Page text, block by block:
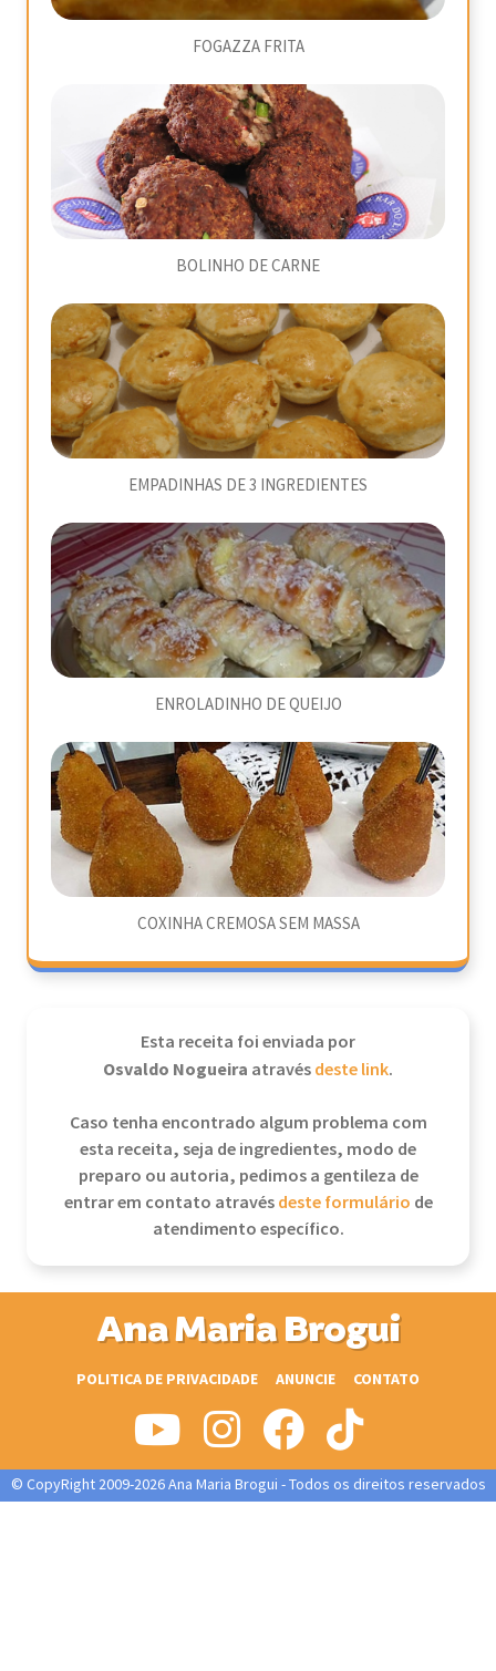
FOGAZZA FRITA
BOLINHO DE CARNE
EMPADINHAS DE 3 INGREDIENTES
ENROLADINHO DE QUEIJO
COXINHA CREMOSA SEM MASSA
Esta receita foi enviada por
Osvaldo Nogueira atravésdeste link.
Caso tenha encontrado algum problema com
esta receita, seja de ingredientes, modo de
preparo ou autoria, pedimos a gentileza de
entrar em contato atravésdeste formulário de
atendimento específico.
Ana Maria Brogui
POLITICA DE PRIVACIDADE ANUNCIE CONTATO
© CopyRight 2009-2026 Ana Maria Brogui - Todos os direitos reservados